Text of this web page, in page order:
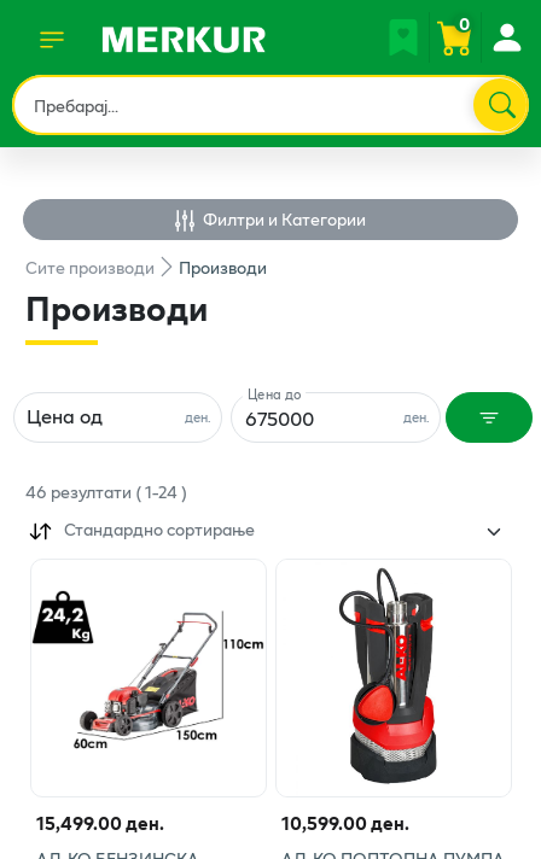
0
Филтри и Категории
Ситепроизводи Производи
Производи
ден.
Цена од ден.
Цена до
46 резултати (1-24)
Стандардно сортирање
15,499.00 ден. 10,599.00 ден.